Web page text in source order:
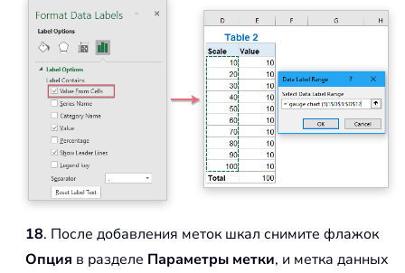
18. После добавления меток шкал снимите флажок
Опция в разделе Параметры метки, и метка данных